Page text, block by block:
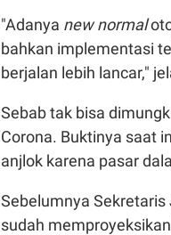
"Adanya new normal
bahkan implementasi
berjalan lebih lancar,"
Sebab tak bisa
Corona. Buktinya saat
anjlok karena pasar
Sebelumnya Sekretaris
sudah